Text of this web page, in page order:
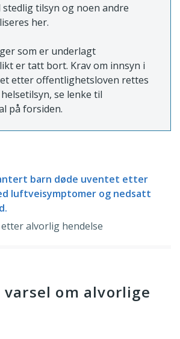
stedlig tilsyn og noen andre
her.
som er underlagt
er tatt bort. Krav om innsyn i
etter offentlighetsloven rettes
se lenke til
på forsiden.
barn døde uventet etter
luftveisymptomer og nedsatt
alvorlig hendelse
varsel om alvorlige